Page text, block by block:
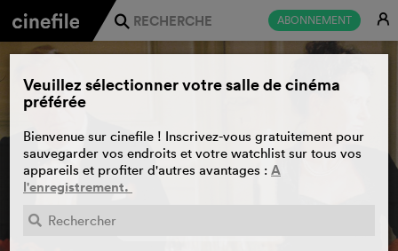
ABONNEMENT E
j
Veuillez sélectionner votre salle de cinéma
préférée
Bienvenue sur cinefile ! Inscrivez-vous gratuitement pour
sauvegarder vos endroits et votre watchlist sur tous vos
appareils et profiter d'autres avantages : A
l'enregistrement.